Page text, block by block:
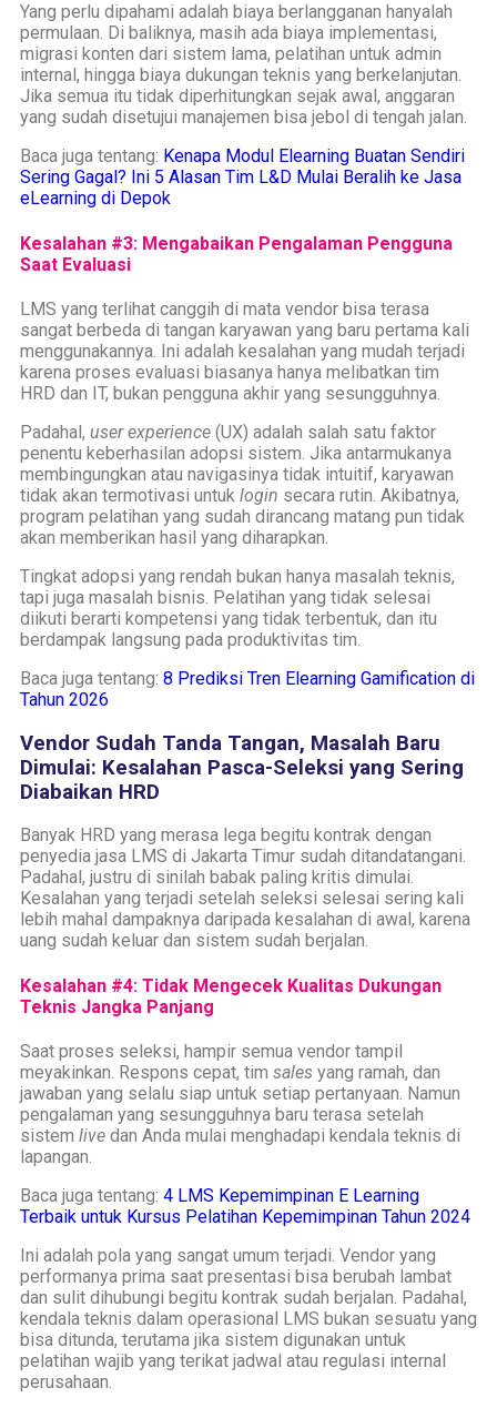
Yang perlu dipahami adalah biaya berlangganan hanyalah
permulaan. Di baliknya, masih ada biaya implementasi,
migrasi konten dari sistem lama, pelatihan untuk admin
internal, hingga biaya dukungan teknis yang berkelanjutan.
Jika semua itu tidak diperhitungkan sejak awal, anggaran
yang sudah disetujui manajemen bisa jebol di tengah jalan.
Baca juga tentang: Kenapa Modul Elearning Buatan Sendiri
Sering Gagal? Ini 5 Alasan Tim L&D Mulai Beralih ke Jasa
eLearning di Depok
Kesalahan #3: Mengabaikan Pengalaman Pengguna
Saat Evaluasi
LMS yang terlihat canggih di mata vendor bisa terasa
sangat berbeda di tangan karyawan yang baru pertama kali
menggunakannya. Ini adalah kesalahan yang mudah terjadi
karena proses evaluasi biasanya hanya melibatkan tim
HRD dan IT, bukan pengguna akhir yang sesungguhnya.
Padahal, user experience (UX) adalah salah satu faktor
penentu keberhasilan adopsi sistem. Jika antarmukanya
membingungkan atau navigasinya tidak intuitif, karyawan
tidak akan termotivasi untuk login secara rutin. Akibatnya,
program pelatihan yang sudah dirancang matang pun tidak
akan memberikan hasil yang diharapkan.
Tingkat adopsi yang rendah bukan hanya masalah teknis,
tapi juga masalah bisnis. Pelatihan yang tidak selesai
diikuti berarti kompetensi yang tidak terbentuk, dan itu
berdampak langsung pada produktivitas tim.
Baca juga tentang: 8 Prediksi Tren Elearning Gamification di
Tahun 2026
Vendor Sudah Tanda Tangan, Masalah Baru
Dimulai: Kesalahan Pasca-Seleksi yang Sering
Diabaikan HRD
Banyak HRD yang merasa lega begitu kontrak dengan
penyedia jasa LMS di Jakarta Timur sudah ditandatangani.
Padahal, justru di sinilah babak paling kritis dimulai.
Kesalahan yang terjadi setelah seleksi selesai sering kali
lebih mahal dampaknya daripada kesalahan di awal, karena
uang sudah keluar dan sistem sudah berjalan.
Kesalahan #4: Tidak Mengecek Kualitas Dukungan
Teknis Jangka Panjang
Saat proses seleksi, hampir semua vendor tampil
meyakinkan. Respons cepat, tim sales yang ramah, dan
jawaban yang selalu siap untuk setiap pertanyaan. Namun
pengalaman yang sesungguhnya baru terasa setelah
sistem live dan Anda mulai menghadapi kendala teknis di
lapangan.
Baca juga tentang: 4 LMS Kepemimpinan E Learning
Terbaik untuk Kursus Pelatihan Kepemimpinan Tahun 2024
Ini adalah pola yang sangat umum terjadi. Vendor yang
performanya prima saat presentasi bisa berubah lambat
dan sulit dihubungi begitu kontrak sudah berjalan. Padahal,
kendala teknis dalam operasional LMS bukan sesuatu yang
bisa ditunda, terutama jika sistem digunakan untuk
pelatihan wajib yang terikat jadwal atau regulasi internal
perusahaan.